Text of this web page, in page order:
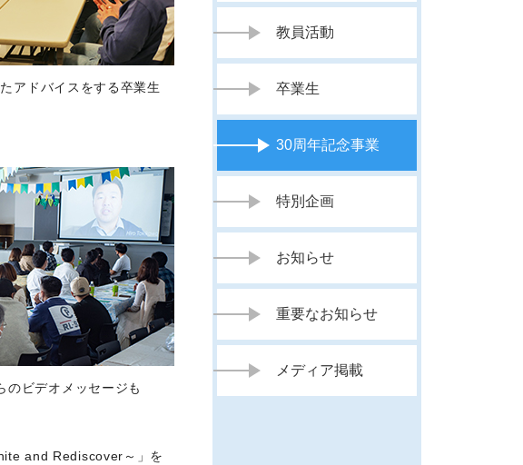
アドバイスをする卒業生
のビデオメッセージも
and Rediscover～」を
教員活動
卒業生
30周年記念事業
特別企画
お知らせ
重要なお知らせ
メディア掲載